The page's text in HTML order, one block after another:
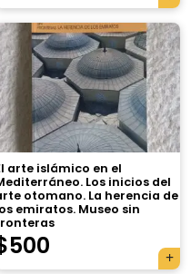
arte islámico en el
Los inicios del
otomano. La herencia de
emiratos. Museo sin
500
×
vacío.
aparecerá acá